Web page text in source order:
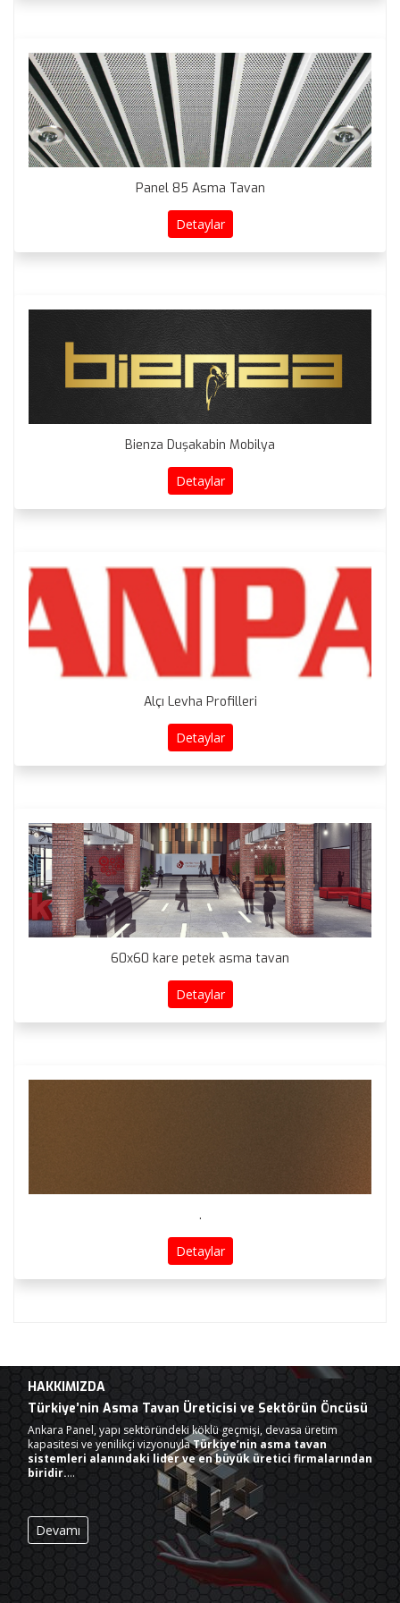
Panel 85 Asma Tavan
Detaylar
Bienza Duşakabin Mobilya
Detaylar
Alçı Levha Profilleri
Detaylar
60x60 kare petek asma tavan
Detaylar
.
Detaylar
HAKKIMIZDA
Türkiye’nin Asma Tavan Üreticisi ve Sektörün Öncüsü
Ankara Panel, yapı sektöründeki köklü geçmişi, devasa üretim
kapasitesi ve yenilikçi vizyonuylaTürkiye’nin asma tavan
sistemleri alanındaki lider ve en büyük üretici firmalarından
biridir.…
Devamı